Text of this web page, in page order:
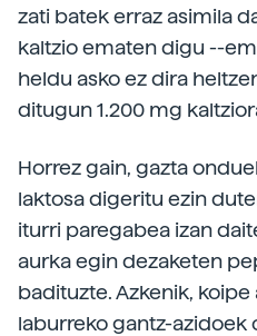
zati batek erraz asimila
kaltzio ematen digu --
heldu asko ez dira
ditugun 1.200 mg
Horrez gain, gazta
laktosa digeritu ezin
iturri paregabea izan
aurka egin dezaketen
badituzte. Azkenik, koipe
laburreko gantz-azidoek